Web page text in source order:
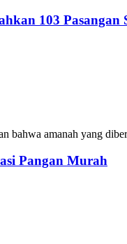
103 Pasangan
amanah yang
Pangan Murah